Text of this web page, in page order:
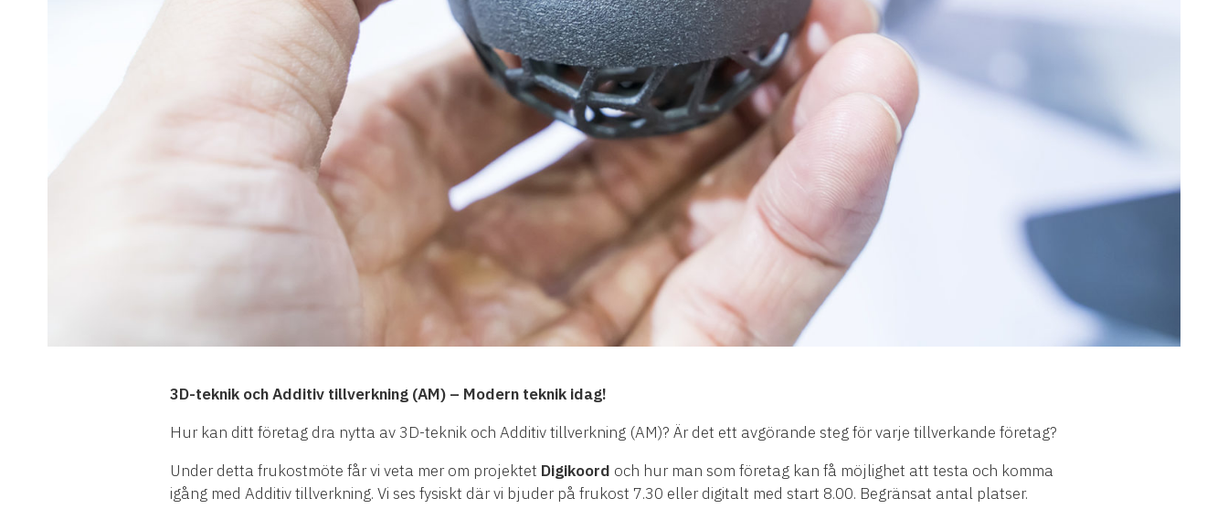
3D-teknik och Additiv tillverkning (AM) – Modern teknik idag!
Hur kan ditt företag dra nytta av 3D-teknik och Additiv tillverkning (AM)? Är det ett avgörande steg för varje tillverkande företag?
Under detta frukostmöte får vi veta mer om projektet Digikoord och hur man som företag kan få möjlighet att testa och komma
igång med Additiv tillverkning. Vi ses fysiskt där vi bjuder på frukost 7.30 eller digitalt med start 8.00. Begränsat antal platser.